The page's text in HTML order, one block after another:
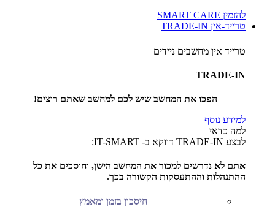
להזמין SMART CARE
טרייד-אין TRADE-IN
טרייד אין מחשבים ניידים
TRADE-IN
הפכו את המחשב שיש לכם למחשב שאתם רוצים!
למידע נוסף
למה כדאי
לבצע TRADE-IN דווקא ב- IT-SMART:
אתם לא נדרשים למכור את המחשב הישן, וחוסכים את כל
ההתנהלות וההתעסקות הקשורה בכך.
חיסכון בזמן ומאמץ